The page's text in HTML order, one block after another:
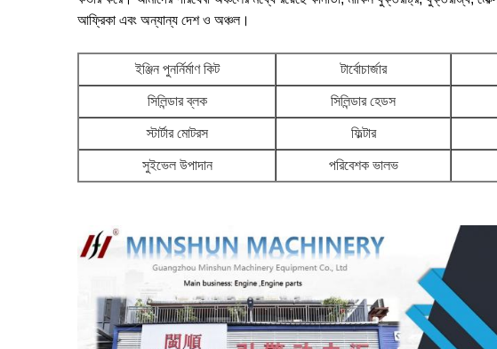
আফ্রিকা এবং অন্যান্য দেশ ও অঞ্চল।
ইঞ্জিন পুনর্নির্মাণ কিট
টার্বোচার্জার
সিলিন্ডার ব্লক সিলিন্ডার হেডস
স্টার্টার মোটরস ফিল্টার
সুইভেল উপাদান পরিবেশক ভালভ